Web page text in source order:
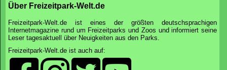
Über Freizeitpark-Welt.de
Freizeitpark-Welt.de ist eines der größten deutschsprachigen
Internetmagazine rund um Freizeitparks und Zoos und informiert seine
Leser tagesaktuell über Neuigkeiten aus den Parks.
Freizeitpark-Welt.de ist auch auf: